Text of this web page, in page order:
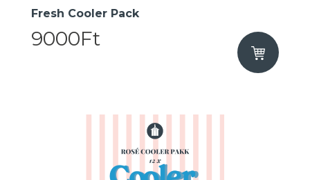
Fresh Cooler Pack
9000Ft